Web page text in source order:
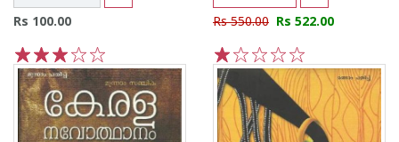
Rs 100.00
5
4
3
2
1
Rs 550.00 Rs 522.00
5
4
3
2
1